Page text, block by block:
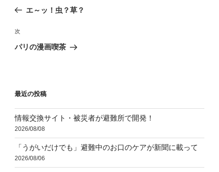
ビ
ゲ
ン
の
稿
エ～ッ！虫？草？
次
の
次
パリの漫画喫茶
最近の投稿
情報交換サイト・被災者が避難所で開発！
2026/08/08
「うがいだけでも」避難中のお口のケアが新聞に載って
2026/08/06